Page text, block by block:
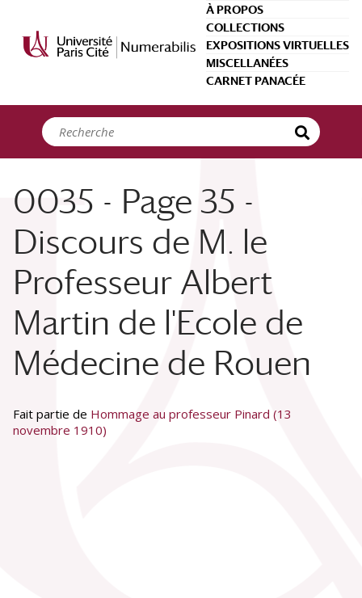
À PROPOS
COLLECTIONS
EXPOSITIONS VIRTUELLES
MISCELLANÉES
CARNET PANACÉE
0035 - Page 35 -
Discours de M. le
Professeur Albert
Martin de l'Ecole de
Médecine de Rouen
Fait partie de Hommage au professeur Pinard (13
novembre 1910)